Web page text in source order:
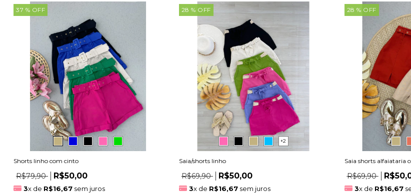
37 % OFF
Shorts linho com cinto
R$79,90 R$50,00
3x de R$16,67 sem juros
28 % OFF
+2
Saia/shorts linho
R$69,90 R$50,00
3x de R$16,67sem juros
28 % OFF
Saia shorts alfaiataria
R$69,90
3x de R$16,67